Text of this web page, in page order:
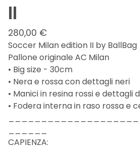
II
280,00 €
Soccer Milan edition II by BallBag
Pallone originale AC Milan
• Big size - 30cm
• Nera e rossa con dettagli neri
• Manici in resina rossi e dettagli
• Fodera interna in raso rossa e
CAPIENZA: